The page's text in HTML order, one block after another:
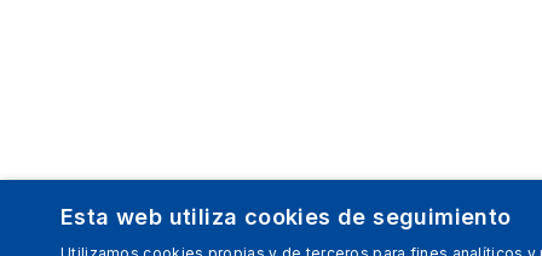
Esta web utiliza cookies de seguimiento